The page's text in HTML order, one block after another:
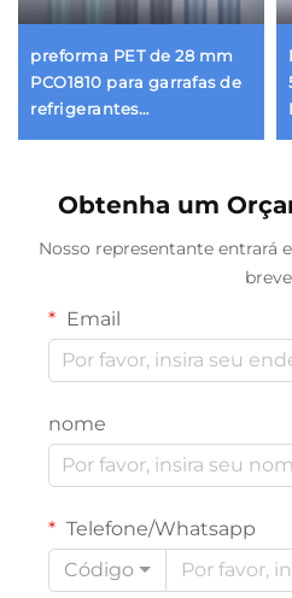
preforma PET de 28 mm
PCO1810 para garrafas de
refrigerantes
Obtenha um
Nosso representante entrará
Email
nome
Telefone/Whatsapp
Código